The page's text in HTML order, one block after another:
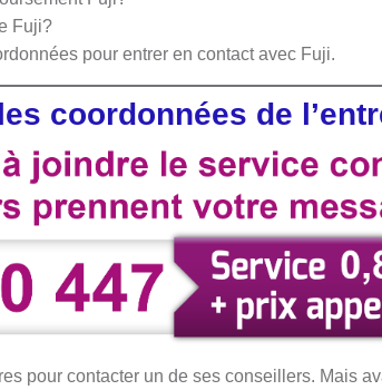
Fuji?
pour entrer en contact avec Fuji.
coordonnées de
pour contacter un de ses conseillers. Mais